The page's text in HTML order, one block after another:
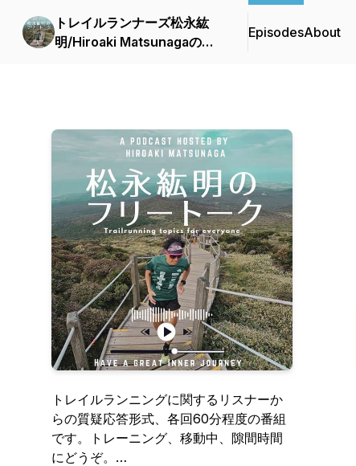
トレイルランナーズ松永紘
明/Hiroaki Matsunagaの
EpisodesAbout
トレイルランニングに関するリスナーか
らの質疑応答形式、各回60分程度の番組
です。トレーニング、移動中、隙間時間
にどうぞ。